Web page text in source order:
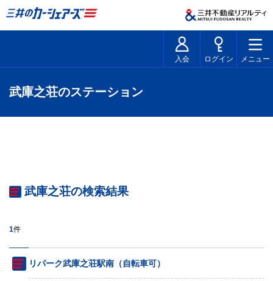
入会 ログイン メニュー
武庫之荘のステーション
武庫之荘の検索結果
1件
リパーク武庫之荘駅南（自転車可）